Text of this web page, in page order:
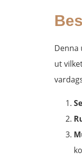
Denna
ut